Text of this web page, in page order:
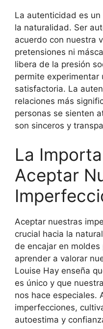
La autenticidad es
la naturalidad. Ser
acuerdo con nuestra
pretensiones ni
libera de la presión
permite experimentar
satisfactoria. La
relaciones más
personas se sienten
son sinceros y
La
Aceptar
Aceptar nuestras
crucial hacia la
de encajar en
aprender a valorar
Louise Hay enseña
es único y que
nos hace especiales.
imperfecciones,
autoestima y